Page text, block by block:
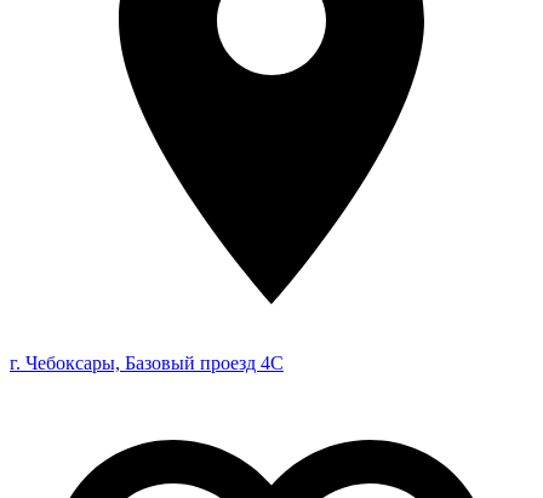
г. Чебоксары, Базовый проезд 4С